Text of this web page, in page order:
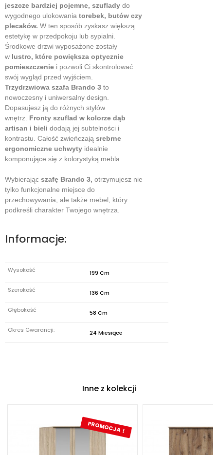
jeszcze bardziej pojemne, szuflady do
wygodnego ulokowania torebek, butów czy
plecaków. W ten sposób zyskasz większą
estetykę w przedpokoju lub sypialni.
Środkowe drzwi wyposażone zostały
w lustro, które powiększa optycznie
pomieszczenie i pozwoli Ci skontrolować
swój wygląd przed wyjściem.
Trzydrzwiowa szafa Brando 3 to
nowoczesny i uniwersalny design.
Dopasujesz ją do różnych stylów
wnętrz. Fronty szuflad w kolorze dąb
artisan i bieli dodają jej subtelności i
kontrastu. Całość zwieńczają srebrne
ergonomiczne uchwyty idealnie
komponujące się z kolorystyką mebla.
Wybierając szafę Brando 3, otrzymujesz nie
tylko funkcjonalne miejsce do
przechowywania, ale także mebel, który
podkreśli charakter Twojego wnętrza.
Informacje:
Wysokość 199 Cm
Szerokość 136 Cm
Głębokość 58 Cm
Okres Gwarancji: 24 Miesiące
Inne z kolekcji
PROMOCJA !